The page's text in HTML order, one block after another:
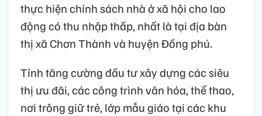
thực hiện chính sách nhà ở xã hội cho lao
động có thu nhập thấp, nhất là tại địa bàn
thị xã Chơn Thành và huyện Đồng phú.
Tỉnh tăng cường đầu tư xây dựng các siêu
thị ưu đãi, các công trình văn hóa, thể thao,
nơi trông giữ trẻ, lớp mẫu giáo tại các khu